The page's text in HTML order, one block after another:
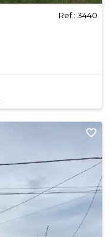
Ref.: 3440